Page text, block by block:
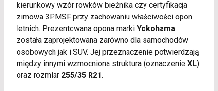
kierunkowy wzór rowków bieżnika czy certyfikacja
zimowa 3PMSF przy zachowaniu właściwości opon
letnich. Prezentowana opona marki Yokohama
została zaprojektowana zarówno dla samochodów
osobowych jak i SUV. Jej przeznaczenie potwierdzają
między innymi wzmocniona struktura (oznaczenie XL)
oraz rozmiar 255/35 R21.